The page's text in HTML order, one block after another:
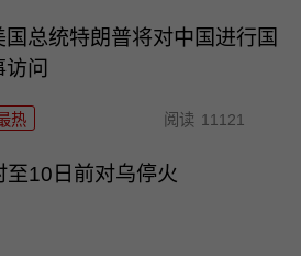
国总统特朗普将对中国进行国
访问
热 阅读 11121
10日前对乌停火